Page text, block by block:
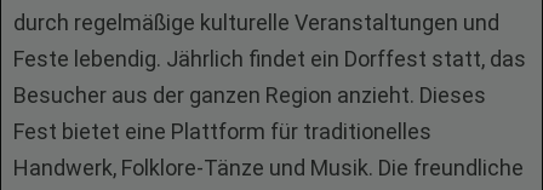
durch regelmäßige kulturelle Veranstaltungen und
Feste lebendig. Jährlich findet ein Dorffest statt, das
Besucher aus der ganzen Region anzieht. Dieses
Fest bietet eine Plattform für traditionelles
Handwerk, Folklore-Tänze und Musik. Die freundliche